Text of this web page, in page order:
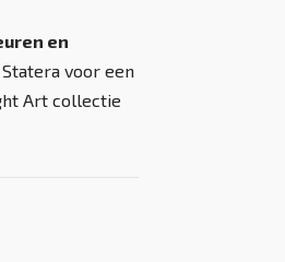
en
voor een
Art collectie